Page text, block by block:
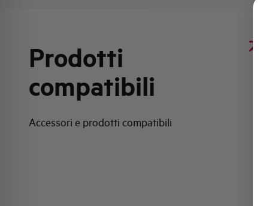
Prodotti
compatibili
Accessori e prodotti compatibili